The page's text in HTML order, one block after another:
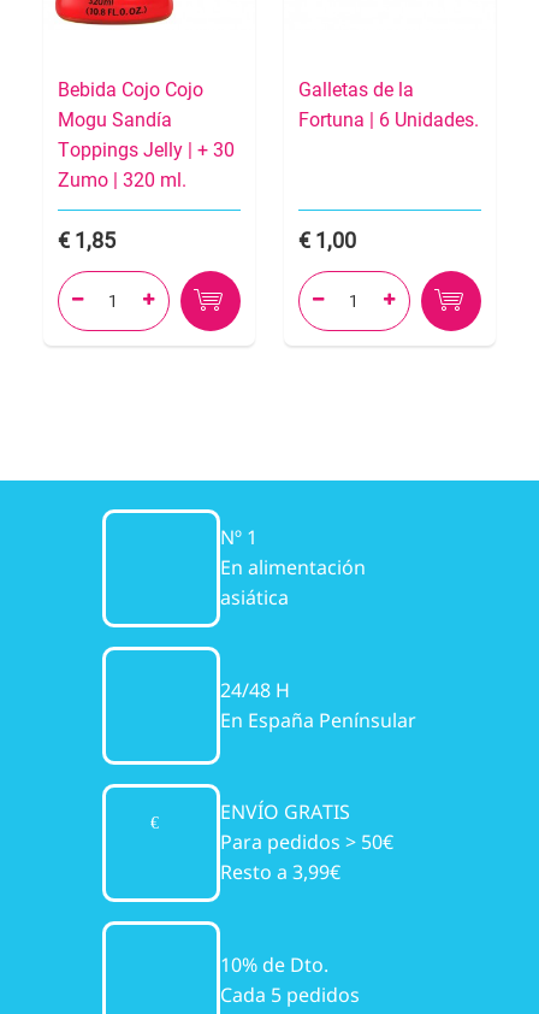
Bebida Cojo Cojo
Mogu Sandía
Toppings Jelly | + 30
Zumo | 320 ml.
1,85
 
Galletas de la
Fortuna | 6 Unidades.
1,00
 
Nº 1
En alimentación
asiática
24/48 H
En España Penínsular
ENVÍO GRATIS
Para pedidos > 50€
Resto a 3,99€
10% de Dto.
Cada 5 pedidos